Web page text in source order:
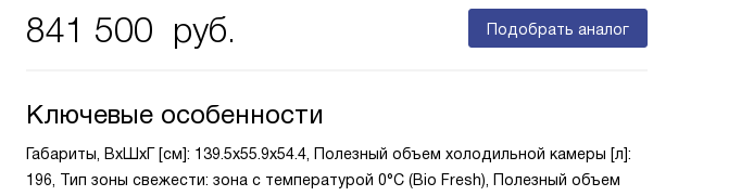
841 500 руб. Подобрать аналог
Ключевые особенности
Габариты, ВxШxГ [см]: 139.5x55.9x54.4, Полезный объем холодильной камеры [л]:
196, Тип зоны свежести: зона с температурой 0°C (Bio Fresh), Полезный объем